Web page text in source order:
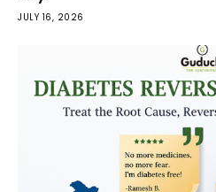
JULY 16, 2026